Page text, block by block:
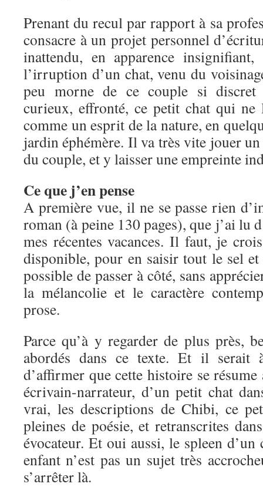
Prenant du recul par rapport à sa
consacre à un projet personnel
inattendu, en apparence
l’irruption d’un chat, venu du
peu morne de ce couple si discret
curieux, effronté, ce petit chat qui ne
comme un esprit de la nature, en
jardin éphémère. Il va très vite jouer
du couple, et y laisser une empreinte
Ce que j’en pense
A première vue, il ne se passe rien
roman (à peine 130 pages), que j’ai lu
mes récentes vacances. Il faut, je
disponible, pour en saisir tout le sel
possible de passer à côté, sans
la mélancolie et le caractère
prose.
Parce qu’à y regarder de plus près,
abordés dans ce texte. Et il serait
d’affirmer que cette histoire se
écrivain-narrateur, d’un petit chat
vrai, les descriptions de Chibi, ce
pleines de poésie, et retranscrites
évocateur. Et oui aussi, le spleen d’un
enfant n’est pas un sujet très
s’arrêter là.